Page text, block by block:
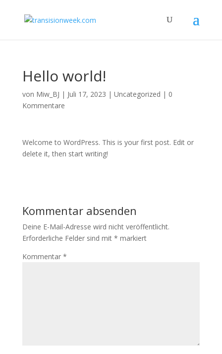
Hello world!
von Miw_BJ | Juli 17, 2023 | Uncategorized | 0
Kommentare
Welcome to WordPress. This is your first post. Edit or
delete it, then start writing!
Kommentar absenden
Deine E-Mail-Adresse wird nicht veröffentlicht.
Erforderliche Felder sind mit * markiert
Kommentar *